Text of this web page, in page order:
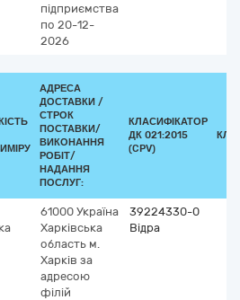
підприємства
по 20-12-
2026
АДРЕСА
ДОСТАВКИ /
СТРОК
ПОСТАВКИ/
ВИКОНАННЯ
РОБІТ/
НАДАННЯ
ПОСЛУГ:
КЛАСИФІКАТОР
ДК 021:2015
(CPV)
61000 Україна
Харківська
область м.
Харків за
адресою
філій
39224330-0
Відра